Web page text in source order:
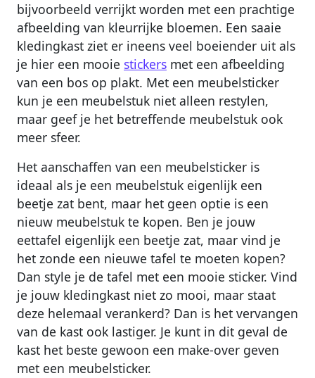
bijvoorbeeld verrijkt worden met een prachtige
afbeelding van kleurrijke bloemen. Een saaie
kledingkast ziet er ineens veel boeiender uit als
je hier een mooie stickers met een afbeelding
van een bos op plakt. Met een meubelsticker
kun je een meubelstuk niet alleen restylen,
maar geef je het betreffende meubelstuk ook
meer sfeer.
Het aanschaffen van een meubelsticker is
ideaal als je een meubelstuk eigenlijk een
beetje zat bent, maar het geen optie is een
nieuw meubelstuk te kopen. Ben je jouw
eettafel eigenlijk een beetje zat, maar vind je
het zonde een nieuwe tafel te moeten kopen?
Dan style je de tafel met een mooie sticker. Vind
je jouw kledingkast niet zo mooi, maar staat
deze helemaal verankerd? Dan is het vervangen
van de kast ook lastiger. Je kunt in dit geval de
kast het beste gewoon een make-over geven
met een meubelsticker.